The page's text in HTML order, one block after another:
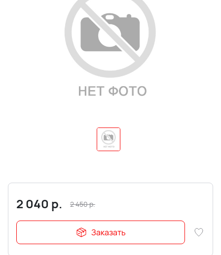
2 040 р. 2 450р.
Заказать